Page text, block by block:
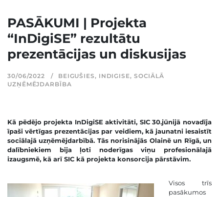
PASĀKUMI | Projekta
“InDigiSE” rezultātu
prezentācijas un diskusijas
30/06/2022 BEIGUŠIES, INDIGISE, SOCIĀLĀ
UZŅĒMĒJDARBĪBA
Kā pēdējo projekta InDigiSEaktivitāti, SIC 30.jūnijā novadīja
īpaši vērtīgas prezentācijas par veidiem, kā jaunatni iesaistīt
sociālajā uzņēmējdarbībā. Tās norisinājās Olainē un Rīgā, un
dalībniekiem bija ļoti noderīgas viņu profesionālajā
izaugsmē, kā arī SIC kā projekta konsorcija pārstāvim.
Visos trīs
pasākumos